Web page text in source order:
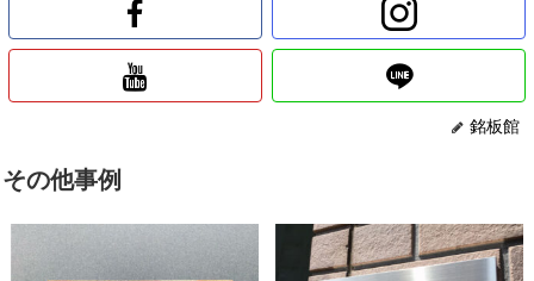
銘板館
その他事例